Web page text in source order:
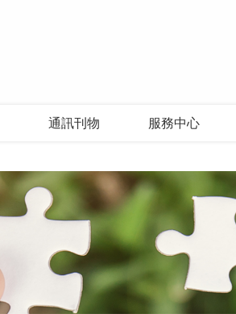
通訊刊物 服務中心